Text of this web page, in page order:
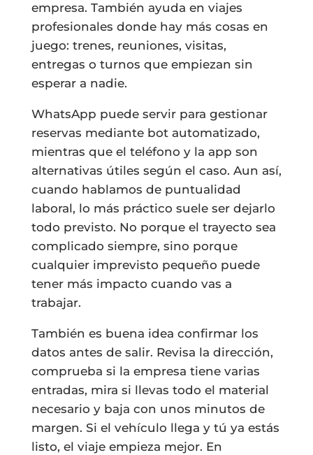
empresa. También ayuda en viajes
profesionales donde hay más cosas en
juego: trenes, reuniones, visitas,
entregas o turnos que empiezan sin
esperar a nadie.
WhatsApp puede servir para gestionar
reservas mediante bot automatizado,
mientras que el teléfono y la app son
alternativas útiles según el caso. Aun así,
cuando hablamos de puntualidad
laboral, lo más práctico suele ser dejarlo
todo previsto. No porque el trayecto sea
complicado siempre, sino porque
cualquier imprevisto pequeño puede
tener más impacto cuando vas a
trabajar.
También es buena idea confirmar los
datos antes de salir. Revisa la dirección,
comprueba si la empresa tiene varias
entradas, mira si llevas todo el material
necesario y baja con unos minutos de
margen. Si el vehículo llega y tú ya estás
listo, el viaje empieza mejor. En